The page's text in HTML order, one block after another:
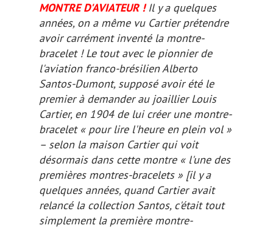
MONTRE D'AVIATEUR !Il y a quelques
années, on a même vu Cartier prétendre
avoir carrément inventé la montre-
bracelet ! Le tout avec le pionnier de
l'aviation franco-brésilien Alberto
Santos-Dumont, supposé avoir été le
premier à demander au joaillier Louis
Cartier, en 1904 de lui créer une montre-
bracelet « pour lire l'heure en plein vol »
– selon la maison Cartier qui voit
désormais dans cette montre « l'une des
premières montres-bracelets » [il y a
quelques années, quand Cartier avait
relancé la collection Santos, c'était tout
simplement la premièremontre-